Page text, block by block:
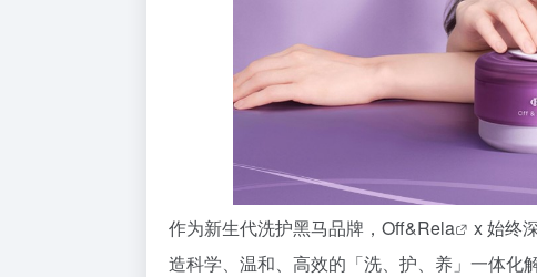
作为新生代洗护黑马品牌， Off&Rela
x 始终
造科学、温和、高效的「洗、护、养」一体化